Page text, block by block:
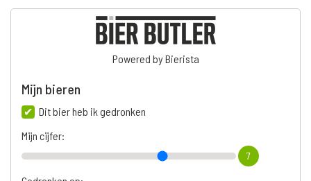
Powered by Bierista
Mijn bieren
Dit bier heb ik gedronken
Mijn cijfer:
7